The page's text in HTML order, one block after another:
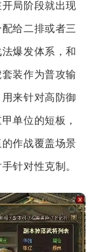
局阶段就出现
给二排或者三
爆发体系，和
装作为普攻输
来针对高防御
单位的短板，
作战覆盖场景
针对性克制。